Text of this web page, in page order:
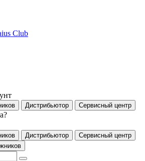
Club
Дистрибьютор Сервисный центр
Дистрибьютор
Сервисный центр
монтажников